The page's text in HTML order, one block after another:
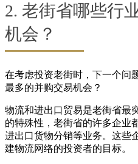
2. 老街省哪些行
机会？
在考虑投资老街时，下一个问
最多的并购交易机会？
物流和进出口贸易是老街省最
的特殊性，老街省的许多企业
进出口货物分销等业务。这些
建物流网络的投资者的目标。